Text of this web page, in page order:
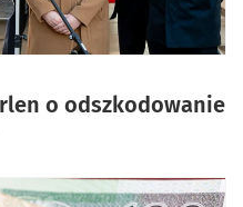
o odszkodowanie